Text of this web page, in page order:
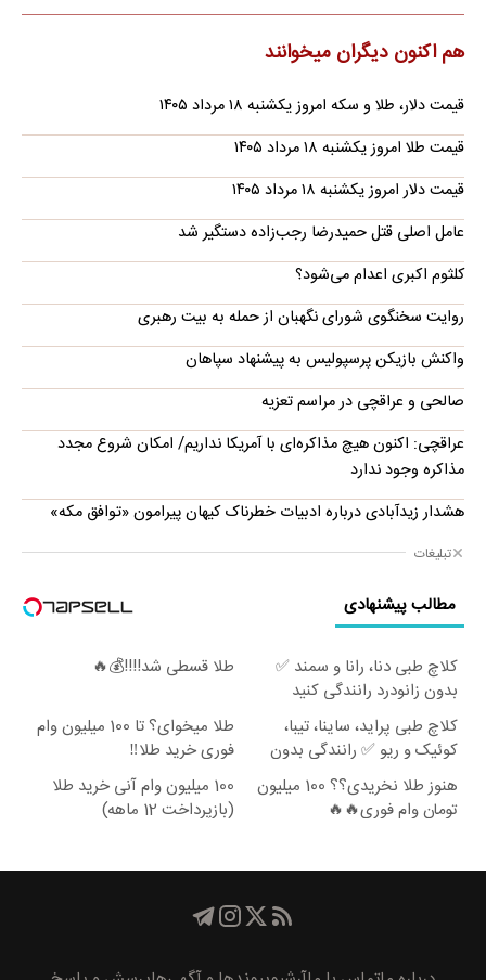
هم اکنون دیگران میخوانند
قیمت دلار، طلا و سکه امروز یکشنبه ۱۸ مرداد ۱۴۰۵
قیمت طلا امروز یکشنبه ۱۸ مرداد ۱۴۰۵
قیمت دلار امروز یکشنبه ۱۸ مرداد ۱۴۰۵
عامل اصلی قتل حمیدرضا رجب‌زاده دستگیر شد
کلثوم اکبری اعدام می‌شود؟
روایت سخنگوی شورای نگهبان از حمله به بیت رهبری
واکنش بازیکن پرسپولیس به پیشنهاد سپاهان
صالحی و عراقچی در مراسم تعزیه
عراقچی: اکنون هیچ مذاکره‌ای با آمریکا نداریم/ امکان شروع مجدد
مذاکره وجود ندارد
هشدار زیدآبادی درباره ادبیات خطرناک کیهان پیرامون «توافق مکه»
تبلیغات
مطالب پیشنهادی
کلاچ طبی دنا، رانا و سمند ✅
بدون زانودرد رانندگی کنید
طلا قسطی شد!!!!💰🔥
کلاچ طبی پراید، ساینا، تیبا،
کوئیک و ریو ✅ رانندگی بدون
زانودرد
طلا میخوای؟ تا 100 میلیون وام
فوری خرید طلا‼️
هنوز طلا نخریدی؟؟ 100 میلیون
تومان وام فوری🔥🔥
100 میلیون وام آنی خرید طلا
(بازپرداخت 12 ماهه)